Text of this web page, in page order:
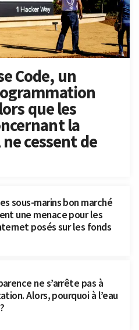
Code, un
que les
la
cessent de
sous-marins bon marché
une menace pour les
posés sur les fonds
ne s’arrête pas à
Alors, pourquoi à l’eau